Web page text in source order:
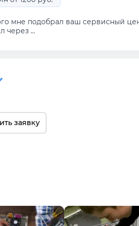
мне подобрал ваш сервисный
через ...
заявку